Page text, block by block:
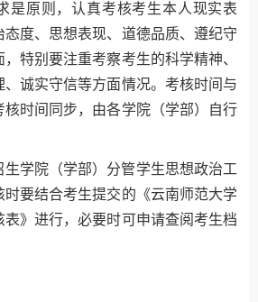
是原则，认真考核考生本人现实表
度、思想表现、道德品质、遵纪守
特别要注重考察考生的科学精神、
、诚实守信等方面情况。考核时间与
核时间同步，由各学院（学部）自行
生学院（学部）分管学生思想政治工
要结合考生提交的《云南师范大学
》进行，必要时可申请查阅考生档